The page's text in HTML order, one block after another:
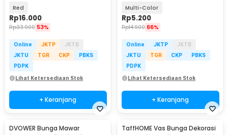
Red
Rp16.000
Rp33.900 53%
Online JKTP
JKTB
JKTU
TGR CKP
PBKS
PDPK
Lihat Ketersediaan Stok
+ Keranjang
Multi-Color
Rp5.200
Rp14.900 66%
Online JKTP
JKTB
JKTU
TGR CKP
PBKS
PDPK
Lihat Ketersediaan Stok
+ Keranjang
DVOWER Bunga Mawar
TaffHOME Vas Bunga Dekorasi